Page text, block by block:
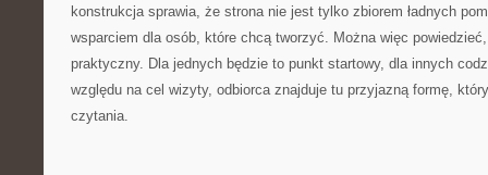
konstrukcja sprawia, że strona nie jest tylko zbiorem ładnych
wsparciem dla osób, które chcą tworzyć. Można więc
praktyczny. Dla jednych będzie to punkt startowy, dla innych
względu na cel wizyty, odbiorca znajduje tu przyjazną formę,
czytania.